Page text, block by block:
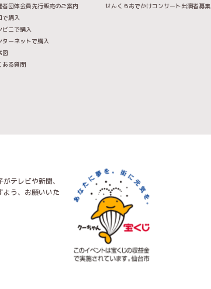
者団体会員先行販売のご案内
で購入
ビニで購入
ターネットで購入
図
ある質問
せんくらおでかけコンサート出演者募集
テレビや新聞、
よう、お願いいた